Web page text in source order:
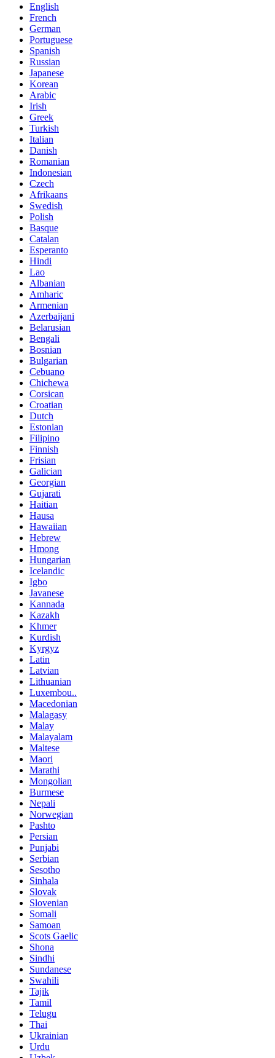
English
French
German
Portuguese
Spanish
Russian
Japanese
Korean
Arabic
Irish
Greek
Turkish
Italian
Danish
Romanian
Indonesian
Czech
Afrikaans
Swedish
Polish
Basque
Catalan
Esperanto
Hindi
Lao
Albanian
Amharic
Armenian
Azerbaijani
Belarusian
Bengali
Bosnian
Bulgarian
Cebuano
Chichewa
Corsican
Croatian
Dutch
Estonian
Filipino
Finnish
Frisian
Galician
Georgian
Gujarati
Haitian
Hausa
Hawaiian
Hebrew
Hmong
Hungarian
Icelandic
Igbo
Javanese
Kannada
Kazakh
Khmer
Kurdish
Kyrgyz
Latin
Latvian
Lithuanian
Luxembou..
Macedonian
Malagasy
Malay
Malayalam
Maltese
Maori
Marathi
Mongolian
Burmese
Nepali
Norwegian
Pashto
Persian
Punjabi
Serbian
Sesotho
Sinhala
Slovak
Slovenian
Somali
Samoan
Scots Gaelic
Shona
Sindhi
Sundanese
Swahili
Tajik
Tamil
Telugu
Thai
Ukrainian
Urdu